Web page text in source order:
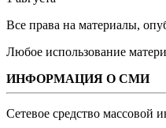
Все права на материалы,
Любое использование
ИНФОРМАЦИЯ О СМИ
Сетевое средство массовой